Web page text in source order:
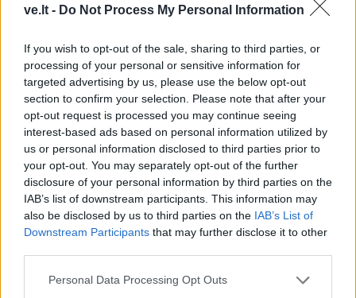
ve.lt - Do Not Process My Personal Information
If you wish to opt-out of the sale, sharing to third parties, or
processing of your personal or sensitive information for
targeted advertising by us, please use the below opt-out
section to confirm your selection. Please note that after your
opt-out request is processed you may continue seeing
interest-based ads based on personal information utilized by
us or personal information disclosed to third parties prior to
your opt-out. You may separately opt-out of the further
disclosure of your personal information by third parties on the
IAB’s list of downstream participants. This information may
also be disclosed by us to third parties on the IAB’s List of
Downstream Participants that may further disclose it to other
Personal Data Processing Opt Outs
Pasaulis
„Kinijos Nostradamu“
vadinamas profesorius
skelbia: kare JAV laukia
skaudus pralaimėjimas
Pasaulis
Trumpas pasirašė naujus
vykdomuosius įsakymus,
ribojančius prigimtinę
teisę į JAV pilietybę
Pasaulis Pasaulis